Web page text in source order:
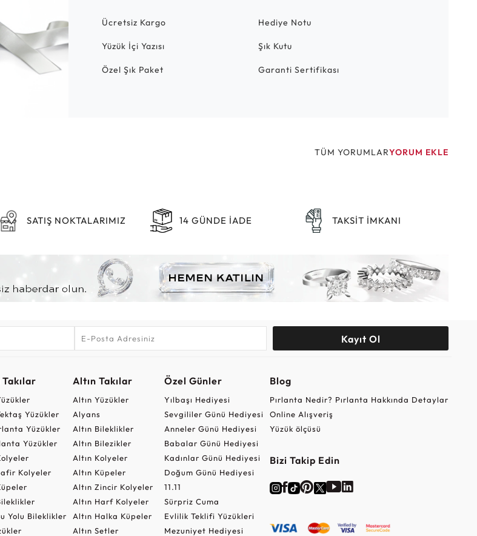
Ücretsiz Kargo Hediye Notu
Yüzük İçi Yazısı Şık Kutu
Özel Şık Paket Garanti Sertifikası
TÜM YORUMLARYORUM EKLE
SATIŞ NOKTALARIMIZ 14 GÜNDE İADE TAKSİT İMKANI
Kayıt Ol
Yüzükler
Yüzükler
Yüzükler
Kolyeler
Yolu Bileklikler
Altın Takılar
Altın Yüzükler
Alyans
Altın Bileklikler
Altın Bilezikler
Altın Kolyeler
Altın Küpeler
Altın Zincir Kolyeler
Altın Harf Kolyeler
Altın Halka Küpeler
Altın Setler
Özel Günler
Yılbaşı Hediyesi
Sevgililer Günü Hediyesi
Anneler Günü Hediyesi
Babalar Günü Hediyesi
Kadınlar Günü Hediyesi
Doğum Günü Hediyesi
11.11
Sürpriz Cuma
Evlilik Teklifi Yüzükleri
Mezuniyet Hediyesi
Blog
Pırlanta Nedir? Pırlanta Hakkında Detaylar
Online Alışveriş
Yüzük ölçüsü
Bizi Takip Edin